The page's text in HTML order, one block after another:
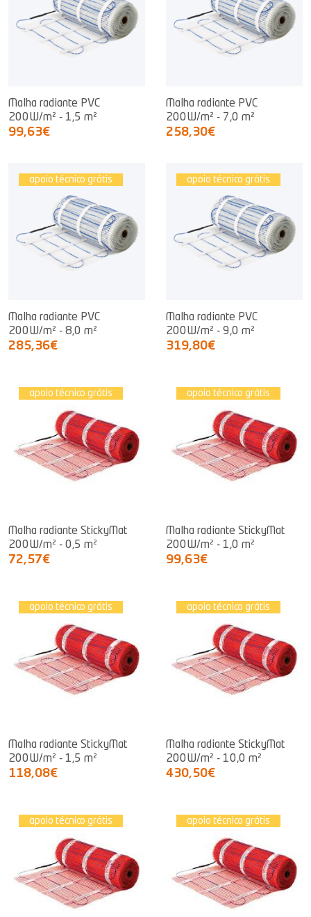
Malha radiante PVC
200W/m² - 1,5 m²
99,63€
Malha radiante PVC
200W/m² - 7,0 m²
258,30€
apoio técnico grátis
Malha radiante PVC
200W/m² - 8,0 m²
285,36€
apoio técnico grátis
Malha radiante PVC
200W/m² - 9,0 m²
319,80€
apoio técnico grátis
Malha radiante StickyMat
200W/m² - 0,5 m²
72,57€
apoio técnico grátis
Malha radiante StickyMat
200W/m² - 1,0 m²
99,63€
apoio técnico grátis
Malha radiante StickyMat
200W/m² - 1,5 m²
118,08€
apoio técnico grátis
Malha radiante StickyMat
200W/m² - 10,0 m²
430,50€
apoio técnico grátis apoio técnico grátis